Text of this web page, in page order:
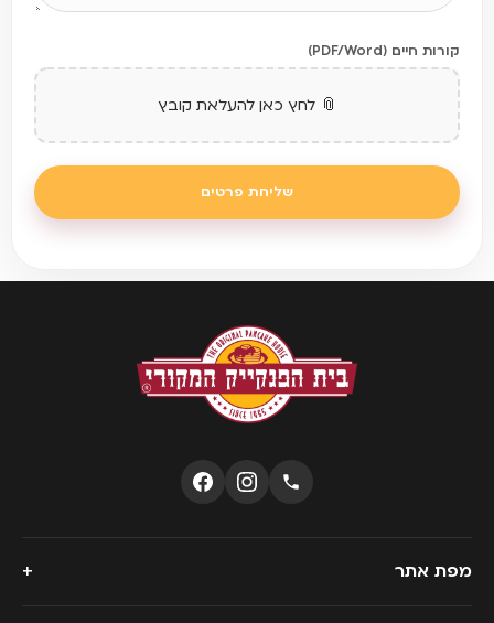
קורות חיים (PDF/Word)
📎 לחץ כאן להעלאת קובץ
שליחת פרטים
מפת אתר +